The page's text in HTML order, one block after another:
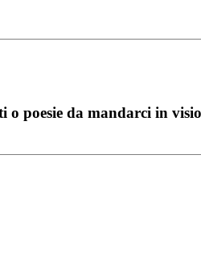
o poesie da mandarci in